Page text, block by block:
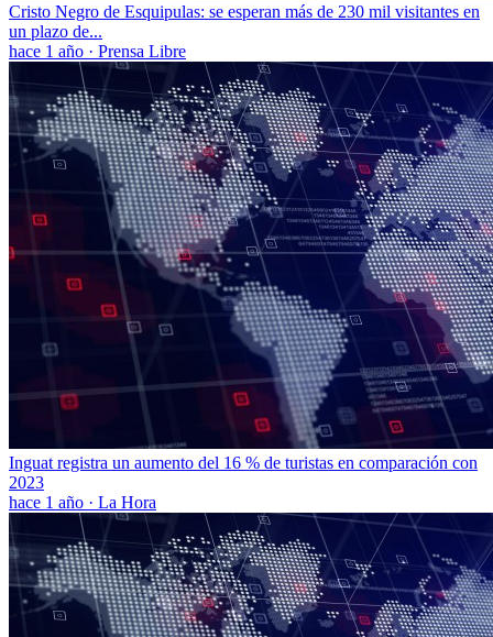
Cristo Negro de Esquipulas: se esperan más de 230 mil visitantes en
un plazo de...
hace 1 año · Prensa Libre
Inguat registra un aumento del 16 % de turistas en comparación con
2023
hace 1 año · La Hora